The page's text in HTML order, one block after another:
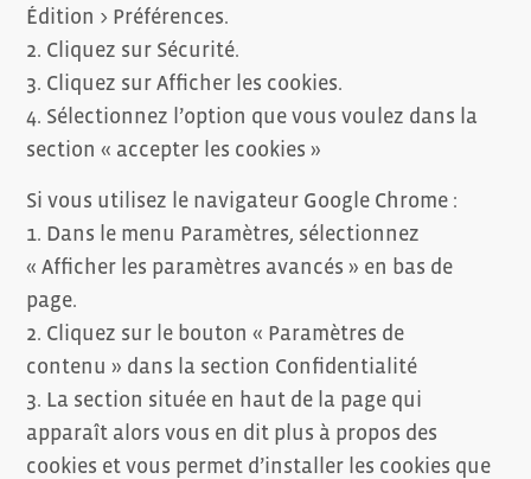
Édition > Préférences.
2. Cliquez sur Sécurité.
3. Cliquez sur Afficher les cookies.
4. Sélectionnez l’option que vous voulez dans la
section « accepter les cookies »
Si vous utilisez le navigateur Google Chrome :
1. Dans le menu Paramètres, sélectionnez
« Afficher les paramètres avancés » en bas de
page.
2. Cliquez sur le bouton « Paramètres de
contenu » dans la section Confidentialité
3. La section située en haut de la page qui
apparaît alors vous en dit plus à propos des
cookies et vous permet d’installer les cookies que